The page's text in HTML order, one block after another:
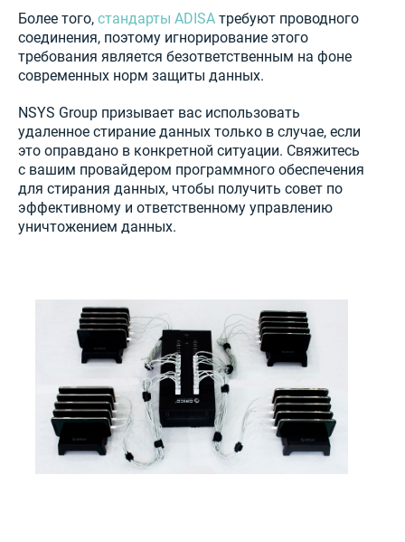
Более того, стандарты ADISA требуют проводного
соединения, поэтому игнорирование этого
требования является безответственным на фоне
современных норм защиты данных.
NSYS Group призывает вас использовать
удаленное стирание данных только в случае, если
это оправдано в конкретной ситуации. Свяжитесь
с вашим провайдером программного обеспечения
для стирания данных, чтобы получить совет по
эффективному и ответственному управлению
уничтожением данных.